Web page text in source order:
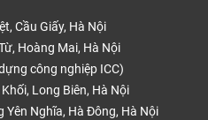
Cầu Giấy, Hà Nội
Hoàng Mai, Hà Nội
công nghiệp ICC)
Long Biên, Hà Nội
Nghĩa, Hà Đông, Hà Nội